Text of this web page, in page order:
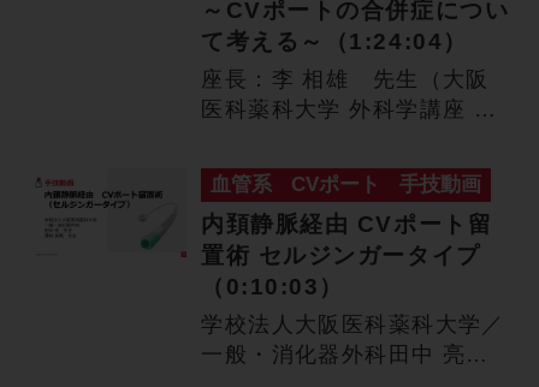
～CVポートの合併症につい
て考える～（1:24:04）
座長：李 相雄 先生（大阪
医科薬科大学 外科学講座 一
授…
血管系 CVポート 手技動画
内頚静脈経由 CVポート留
置術 セルジンガータイプ
（0:10:03）
学校法人大阪医科薬科大学／
一般・消化器外科田中 亮